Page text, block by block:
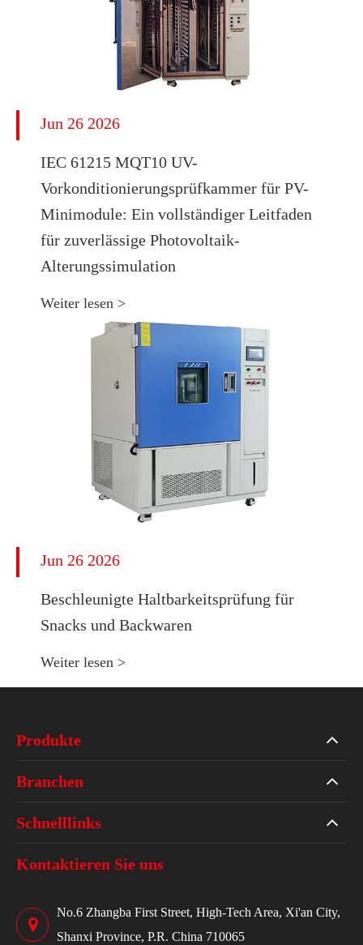
Jun 26 2026
IEC 61215 MQT10 UV-
Vorkonditionierungsprüfkammer für PV-
Minimodule: Ein vollständiger Leitfaden
für zuverlässige Photovoltaik-
Alterungssimulation
Weiter lesen >
Jun 26 2026
Beschleunigte Haltbarkeitsprüfung für
Snacks und Backwaren
Weiter lesen >
Produkte
Branchen
Schnelllinks
Kontaktieren Sie uns
No.6 Zhangba First Street, High-Tech Area, Xi'an City,
Shanxi Province, P.R. China 710065